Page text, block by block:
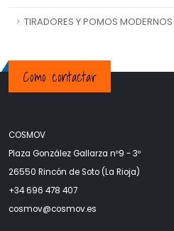
TIRADORES Y POMOS
Como contactar
COSMOV
Plaza González Gallarza nº9 - 3º
26550 Rincón de Soto (La Rioja)
+34 696 478 407
cosmov@cosmov.es